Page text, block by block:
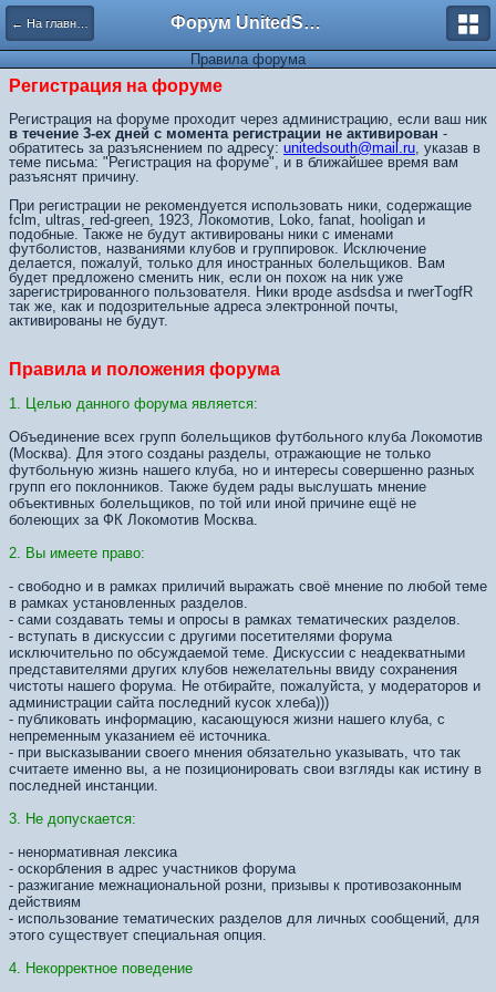
← На главную Форум UnitedSouth
Правила форума
Регистрация на форуме
Регистрация на форуме проходит через администрацию, если ваш ник
в течение 3-ех дней с момента регистрации не активирован -
обратитесь за разъяснением по адресу: unitedsouth@mail.ru, указав в
теме письма: "Регистрация на форуме", и в ближайшее время вам
разъяснят причину.
При регистрации не рекомендуется использовать ники, содержащие
fclm, ultras, red-green, 1923, Локомотив, Loko, fanat, hooligan и
подобные. Также не будут активированы ники с именами
футболистов, названиями клубов и группировок. Исключение
делается, пожалуй, только для иностранных болельщиков. Вам
будет предложено сменить ник, если он похож на ник уже
зарегистрированного пользователя. Ники вроде asdsdsa и rwerTоgfR
так же, как и подозрительные адреса электронной почты,
активированы не будут.
Правила и положения форума
1. Целью данного форума является:
Объединение всех групп болельщиков футбольного клуба Локомотив
(Москва). Для этого созданы разделы, отражающие не только
футбольную жизнь нашего клуба, но и интересы совершенно разных
групп его поклонников. Также будем рады выслушать мнение
объективных болельщиков, по той или иной причине ещё не
болеющих за ФК Локомотив Москва.
2. Вы имеете право:
- свободно и в рамках приличий выражать своё мнение по любой теме
в рамках установленных разделов.
- сами создавать темы и опросы в рамках тематических разделов.
- вступать в дискуссии с другими посетителями форума
исключительно по обсуждаемой теме. Дискуссии с неадекватными
представителями других клубов нежелательны ввиду сохранения
чистоты нашего форума. Не отбирайте, пожалуйста, у модераторов и
администрации сайта последний кусок хлеба)))
- публиковать информацию, касающуюся жизни нашего клуба, с
непременным указанием её источника.
- при высказывании своего мнения обязательно указывать, что так
считаете именно вы, а не позиционировать свои взгляды как истину в
последней инстанции.
3. Не допускается:
- ненормативная лексика
- оскорбления в адрес участников форума
- разжигание межнациональной розни, призывы к противозаконным
действиям
- использование тематических разделов для личных сообщений, для
этого существует специальная опция.
4. Некорректное поведение